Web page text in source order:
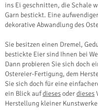
ins Ei geschnitten, die Schale
Garn bestickt. Eine
dekorative Abwandlung des
Sie besitzen einen Dremel,
bestickte Eier sind Ihnen bei
Dann probieren Sie sich doch
Ostereier-Fertigung, dem
Sie sich doch für eine
ein Blick aufdiesesoderdieses
Herstellung kleiner